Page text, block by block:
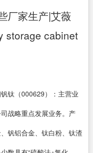
厂家生产|艾薇
storage cabinet
钛（000629）：主营业
战略重点发展业务。产
钒铝合金、钛白粉、钛渣